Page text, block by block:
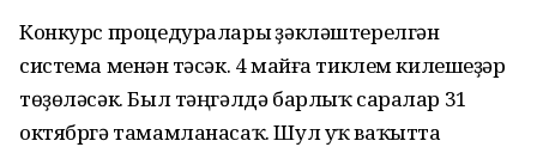
Конкурс процедуралары үҙәкләштерелгән
система менән үтәсәк. 4 майға тиклем килешеүҙәр
төҙөләсәк. Был тәңгәлдә барлыҡ саралар 31
октябргә тамамланасаҡ. Шул уҡ ваҡытта